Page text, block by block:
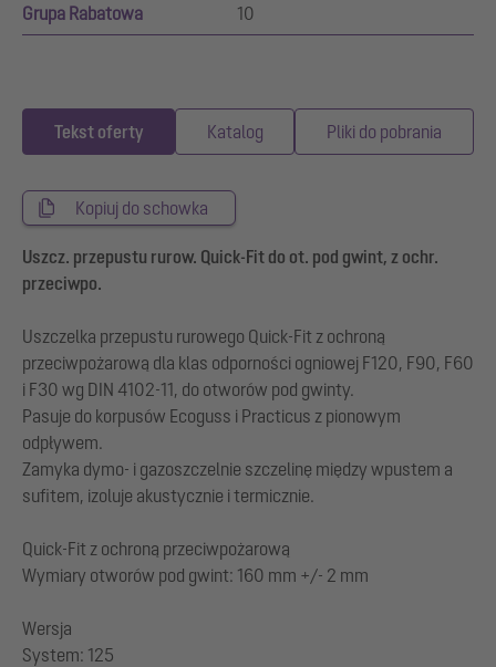
Grupa Rabatowa 10
Tekst oferty Katalog Pliki do pobrania
Kopiuj do schowka
Uszcz. przepustu rurow. Quick-Fit do ot. pod gwint, z ochr.
przeciwpo.
Uszczelka przepustu rurowego Quick-Fit z ochroną
przeciwpożarową dla klas odporności ogniowej F120, F90, F60
i F30 wg DIN 4102-11, do otworów pod gwinty.
Pasuje do korpusów Ecoguss i Practicus z pionowym
odpływem.
Zamyka dymo- i gazoszczelnie szczelinę między wpustem a
sufitem, izoluje akustycznie i termicznie.
Quick-Fit z ochroną przeciwpożarową
Wymiary otworów pod gwint: 160 mm +/- 2 mm
Wersja
System: 125